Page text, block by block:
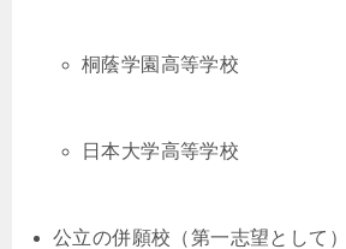
桐蔭学園高等学校
日本大学高等学校
公立の併願校（第一志望として）